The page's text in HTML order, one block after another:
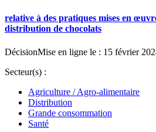
relative à des pratiques mises en
distribution de chocolats
DécisionMise en ligne le : 15 février
Secteur(s) :
Agriculture / Agro-alimentaire
Distribution
Grande consommation
Santé